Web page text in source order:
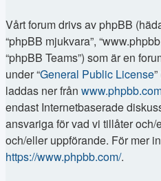
Vårt forum drivs av phpBB
“phpBB mjukvara”,
“phpBB Teams”) som är en
under “General Public License
laddas ner från
endast Internetbaserade
ansvariga för vad vi tillåter
och/eller uppförande. För mer
https://www.phpbb.com/.